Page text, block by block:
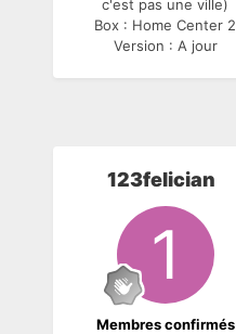
c'est pas une ville)
Box : Home Center 2
Version : A jour
123felician
Membres confirmés